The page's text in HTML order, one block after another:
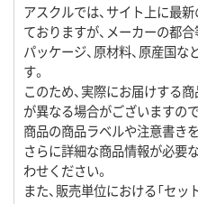
アスクルでは、サイト上に最
ておりますが、メーカーの都合
パッケージ、原材料、原産国
す。
このため、実際にお届けする
が異なる場合がございますの
商品の商品ラベルや注意書き
さらに詳細な商品情報が必要
わせください。
また、販売単位における「セッ